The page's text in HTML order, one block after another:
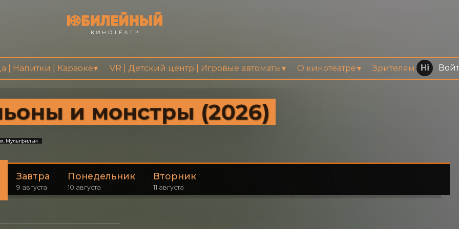
| Напитки | Караоке VR | Детский центр | Игровые автоматы О кинотеатре Зрителям
и монстры (2026)
Мультфильм
Завтра
9 августа
Понедельник
10 августа
Вторник
11 августа